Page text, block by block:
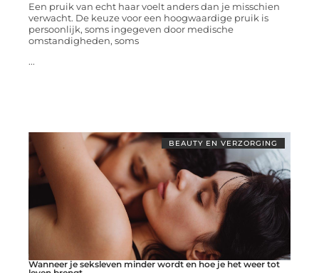
Een pruik van echt haar voelt anders dan je misschien
verwacht. De keuze voor een hoogwaardige pruik is
persoonlijk, soms ingegeven door medische
omstandigheden, soms
...
BEAUTY EN VERZORGING
Wanneer je seksleven minder wordt en hoe je het weer tot